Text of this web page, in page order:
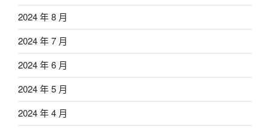
2024 年 8 月
2024 年 7 月
2024 年 6 月
2024 年 5 月
2024 年 4 月